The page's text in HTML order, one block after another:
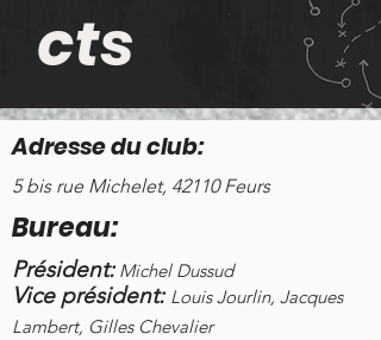
cts
Adresse du club:
5 bis rue Michelet, 42110 Feurs
Bureau:
Président: Michel Dussud
Vice président: Louis Jourlin, Jacques
Lambert, Gilles Chevalier